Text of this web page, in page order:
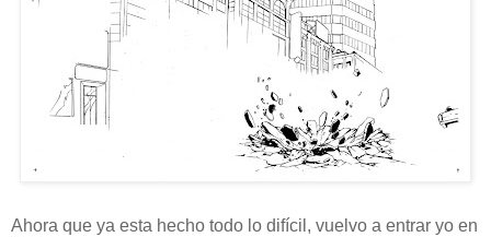
Ahora que ya esta hecho todo lo difícil, vuelvo a entrar yo en